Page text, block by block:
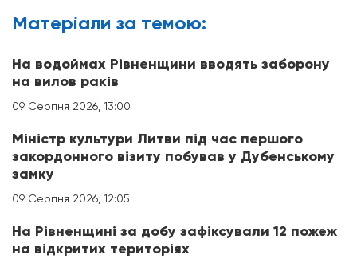
Матерiали за темою:
На водоймах Рівненщини вводять заборону
на вилов раків
09 Серпня 2026, 13:00
Міністр культури Литви під час першого
закордонного візиту побував у Дубенському
замку
09 Серпня 2026, 12:05
На Рівненщині за добу зафіксували 12 пожеж
на відкритих територіях